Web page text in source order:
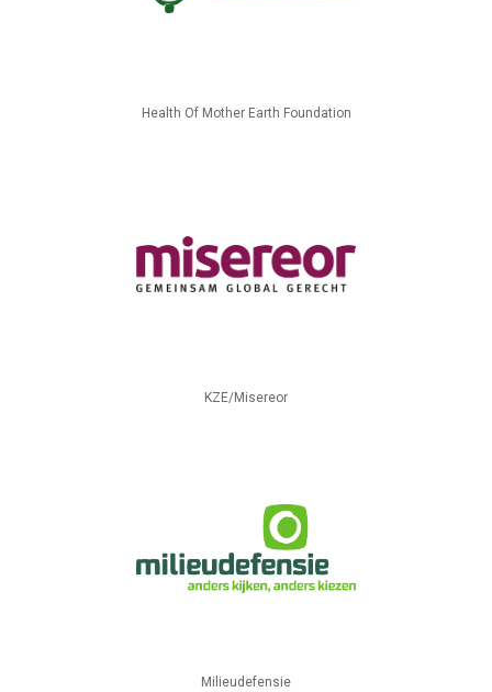
Health Of Mother Earth Foundation
KZE/Misereor
Milieudefensie